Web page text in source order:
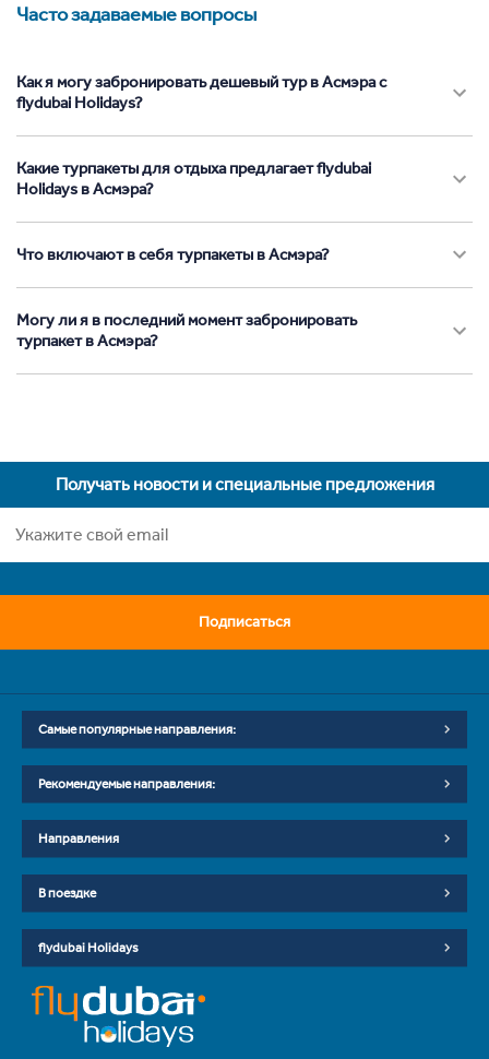
Часто задаваемые вопросы
Как я могу забронировать дешевый тур в Асмэра с
flydubai Holidays?
Какие турпакеты для отдыха предлагает flydubai
Holidays в Асмэра?
Что включают в себя турпакеты в Асмэра?
Могу ли я в последний момент забронировать
турпакет в Асмэра?
Получать новости и специальные предложения
Подписаться
Самые популярные направления:
Рекомендуемые направления:
Направления
В поездке
flydubai Holidays